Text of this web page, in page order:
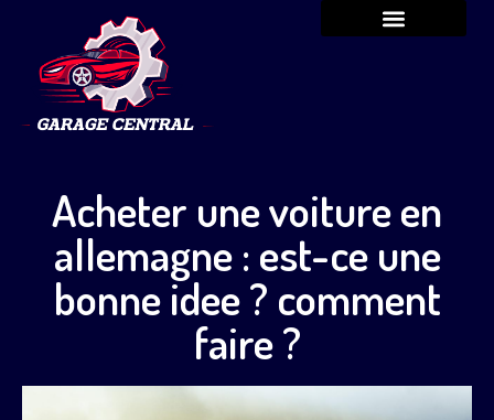
Acheter une voiture en
allemagne : est-ce une
bonne idee ? comment
faire ?